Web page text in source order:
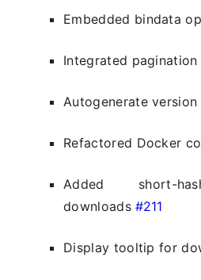
Embedded bindata
Integrated
Autogenerate
Refactored Docker
Added short-
downloads#211
Display tooltip for